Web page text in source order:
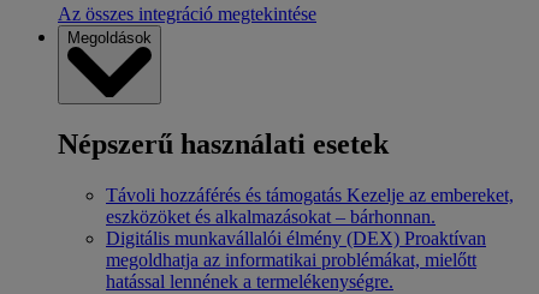
Az összes integráció megtekintése
Megoldások
Népszerű használati esetek
Távoli hozzáférés és támogatás Kezelje az embereket,
eszközöket és alkalmazásokat – bárhonnan.
Digitális munkavállalói élmény (DEX) Proaktívan
megoldhatja az informatikai problémákat, mielőtt
hatással lennének a termelékenységre.